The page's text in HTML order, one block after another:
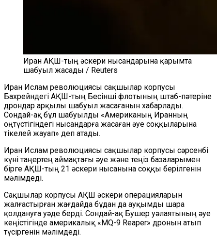
Иран АҚШ-тың әскери нысандарына қарымта
шабуыл жасады / Reuters
Иран Ислам революциясы сақшылар корпусы
Бахрейндегі АҚШ-тың Бесінші флотының штаб-пәтеріне
дрондар арқылы шабуыл жасағанын хабарлады.
Сондай-ақ бұл шабуылды «Американың Иранның
оңтүстігіндегі нысандарға жасаған әуе соққыларына
тікелей жауап» деп атады.
Иран Ислам революциясы сақшылар корпусы сәрсенбі
күні таңертең аймақтағы әуе және теңіз базаларымен
бірге АҚШ-тың 21 әскери нысанына соққы берілгенін
мәлімдеді.
Сақшылар корпусы АҚШ әскери операцияларын
жалғастырған жағдайда бұдан да ауқымды шара
қолдануға уәде берді. Сондай-ақ Бушер уәлаятының әуе
кеңістігінде америкалық «MQ-9 Reaper» дронын атып
түсіргенін мәлімдеді.